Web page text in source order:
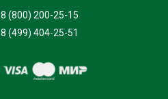
8 (800) 200-25-15
8 (499) 404-25-51